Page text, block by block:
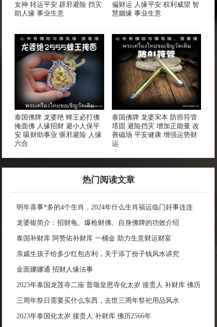
女神 转运平安 辟邪避险 挡灾
助人缘 事业生意
偏财运 人缘平安 权利威望 智
慧姻缘 事业生意
泰国佛牌 龙婆绝 蜂王必打佛
掩面佛 人缘招财 避小人保平
安 吸财助事业 驱邪避险 人缘
六合
泰国佛牌 龙婆宋本 防癌符管
塔固 避险挡灾 增加正能量 改
善磁场 平安健康 增强运势财
运
热门阅读文章
明年喜事*多的4个生肖，2024年什么生肖福运临门好事连连
龙婆银简介：招财龟、爆枪财佛、自身佛牌的功效介绍
泰国补财库 阿赞佑补财库 一桶金 助力生意财运财富
亲戚生孩子给多少红包吉利，关于添丁份子钱风水讲究
金面娜娜通 招财人缘法事
2023年泰国龙莲寺二庙 普颂皇恩寺化太岁 接贵人 补财库 佛历
2566年
三周年祭日需要买什么东西，去世三周年祭祀用品风水
2023年泰国化太岁 接贵人 补财库 佛历2566年